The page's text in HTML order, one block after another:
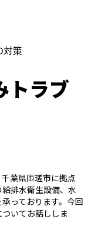
対策
トラブ
葉県匝瑳市に拠点
排水衛生設備、水
っております。今回
いてお話ししま